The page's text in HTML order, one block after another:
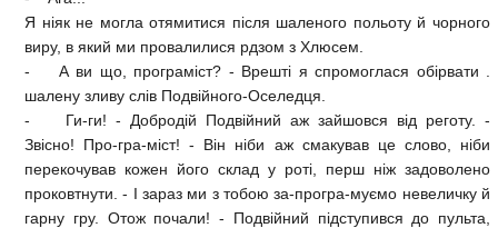
Я ніяк не могла отямитися після шаленого польоту й чорного
виру, в який ми провалилися рдзом з Хлюсем.
- А ви що, програміст? - Врешті я спромоглася обірвати .
шалену зливу слів Подвійного-Оселедця.
- Ги-ги! - Добродій Подвійний аж зайшовся від реготу. -
Звісно! Про-гра-міст! - Він ніби аж смакував це слово, ніби
перекочував кожен його склад у роті, перш ніж задоволено
проковтнути. - І зараз ми з тобою за-програ-муємо невеличку й
гарну гру. Отож почали! - Подвійний підступився до пульта,